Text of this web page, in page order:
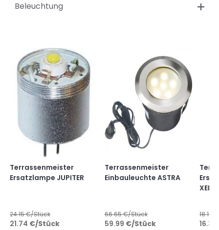
Beleuchtung
Terrassenmeister
Ersatzlampe JUPITER
24.15€/Stück
21.74 €/Stück
Terrassenmeister
Einbauleuchte ASTRA
66.65€/Stück
59.99 €/Stück
XENIA
18.15
16.34